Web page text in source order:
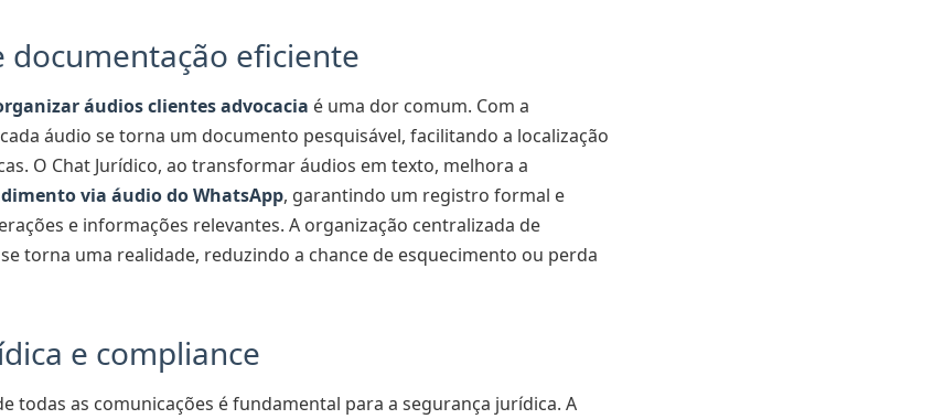
documentação eficiente
áudios clientes advocacia é uma dor comum. Com a
áudio se torna um documento pesquisável, facilitando a localização
O Chat Jurídico, ao transformar áudios em texto, melhora a
via áudio do WhatsApp, garantindo um registro formal e
e informações relevantes. A organização centralizada de
torna uma realidade, reduzindo a chance de esquecimento ou perda
e compliance
todas as comunicações é fundamental para a segurança jurídica. A